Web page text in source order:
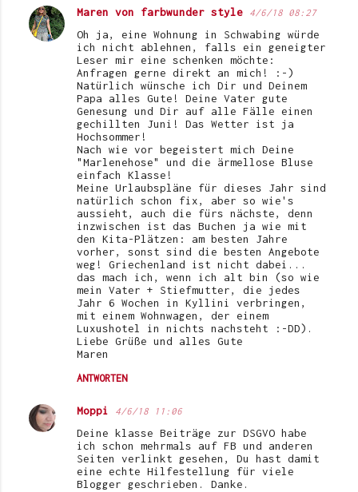
Maren von farbwunder style 4/6/18 08:27
Oh ja, eine Wohnung in Schwabing würde
ich nicht ablehnen, falls ein geneigter
Leser mir eine schenken möchte:
Anfragen gerne direkt an mich! :-)
Natürlich wünsche ich Dir und Deinem
Papa alles Gute! Deine Vater gute
Genesung und Dir auf alle Fälle einen
gechillten Juni! Das Wetter ist ja
Hochsommer!
Nach wie vor begeistert mich Deine
"Marlenehose" und die ärmellose Bluse
einfach Klasse!
Meine Urlaubspläne für dieses Jahr sind
natürlich schon fix, aber so wie's
aussieht, auch die fürs nächste, denn
inzwischen ist das Buchen ja wie mit
den Kita-Plätzen: am besten Jahre
vorher, sonst sind die besten Angebote
weg! Griechenland ist nicht dabei...
das mach ich, wenn ich alt bin (so wie
mein Vater + Stiefmutter, die jedes
Jahr 6 Wochen in Kyllini verbringen,
mit einem Wohnwagen, der einem
Luxushotel in nichts nachsteht :-DD).
Liebe Grüße und alles Gute
Maren
ANTWORTEN
Moppi 4/6/18 11:06
Deine klasse Beiträge zur DSGVO habe
ich schon mehrmals auf FB und anderen
Seiten verlinkt gesehen, Du hast damit
eine echte Hilfestellung für viele
Blogger geschrieben. Danke.